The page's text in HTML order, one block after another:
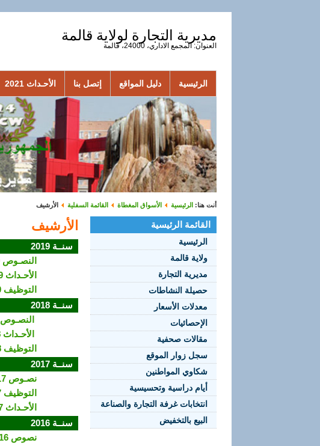
مديرية التجارة لولاية قالمة
العنوان: المجمع الاداري، 24000، قالمة
الرئيسية دليل المواقع إتصل بنا الأحـداث 2021
أنت هنا: الرئيسية الأسواق المغطاة القائمة السفلية الأرشيف
القائمة الرئيسية
الرئيسية
ولاية قالمة
مديرية التجارة
حصيلة النشاطات
معدلات الأسعار
الإحصائيات
مقالات صحفية
سجل زوار الموقع
شكاوي المواطنين
أيام دراسية وتحسيسية
انتخابات غرفة التجارة والصناعة
البيع بالتخفيض
الأرشيف
سنــة 2019
النصـوص 2019
الأحـداث 2019
التوظيف 2019
سنــة 2018
النصـوص 2018
الأحـداث 2018
التوظيف 2018
سنــة 2017
نصـوص 2017
التوظيف 2017
الأحـداث 2017
سنــة 2016
نصوص 2016